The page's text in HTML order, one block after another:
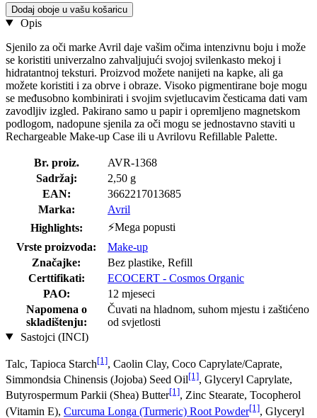
Dodaj oboje u vašu košaricu
Opis
Sjenilo za oči marke Avril daje vašim očima intenzivnu boju i može
se koristiti univerzalno zahvaljujući svojoj svilenkasto mekoj i
hidratantnoj teksturi. Proizvod možete nanijeti na kapke, ali ga
možete koristiti i za obrve i obraze. Visoko pigmentirane boje mogu
se međusobno kombinirati i svojim svjetlucavim česticama dati vam
zavodljiv izgled. Pakirano samo u papir i opremljeno magnetskom
podlogom, nadopune sjenila za oči mogu se jednostavno staviti u
Rechargeable Make-up Case ili u Avrilovu Refillable Palette.
Br. proiz.
AVR-1368
Sadržaj:
2,50 g
EAN:
3662217013685
Marka:
Avril
Highlights:
⚡Mega popusti
Vrste proizvoda:
Make-up
Značajke:
Bez plastike, Refill
Certtifikati:
ECOCERT - Cosmos Organic
PAO:
12 mjeseci
Napomena o
skladištenju:
Čuvati na hladnom, suhom mjestu i zaštićeno
od svjetlosti
Sastojci (INCI)
Talc, Tapioca Starch[1], Caolin Clay, Coco Caprylate/Caprate,
Simmondsia Chinensis (Jojoba) Seed Oil[1], Glyceryl Caprylate,
Butyrospermum Parkii (Shea) Butter[1], Zinc Stearate, Tocopherol
(Vitamin E), Curcuma Longa (Turmeric) Root Powder[1], Glyceryl